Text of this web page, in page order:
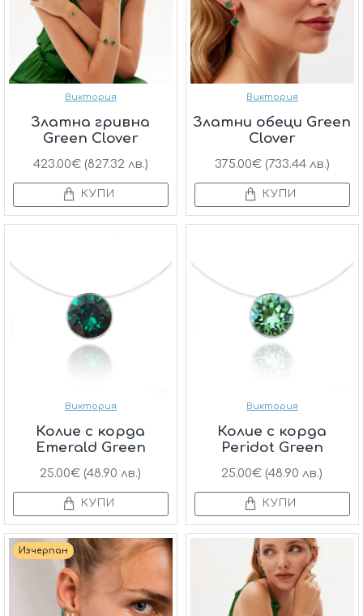
Виктория
Златна гривна
Green Clover
423.00€ (827.32 лв.)
КУПИ
Виктория
Златни обеци Green
Clover
375.00€ (733.44 лв.)
КУПИ
Виктория
Колие с корда
Emerald Green
25.00€ (48.90 лв.)
КУПИ
Виктория
Колие с корда
Peridot Green
25.00€ (48.90 лв.)
КУПИ
Изчерпан